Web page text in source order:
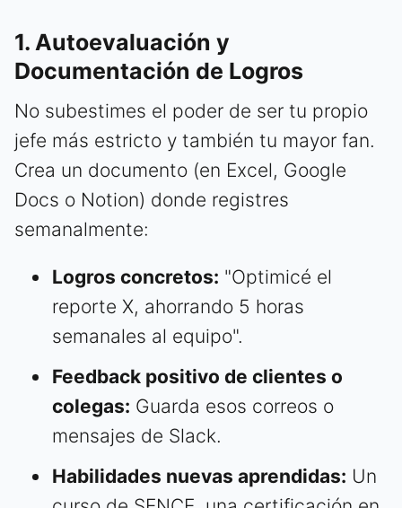
1. Autoevaluación y
Documentación de Logros
No subestimes el poder de ser tu propio
jefe más estricto y también tu mayor fan.
Crea un documento (en Excel, Google
Docs o Notion) donde registres
semanalmente:
Logros concretos: "Optimicé el
reporte X, ahorrando 5 horas
semanales al equipo".
Feedback positivo de clientes o
colegas: Guarda esos correos o
mensajes de Slack.
Habilidades nuevas aprendidas: Un